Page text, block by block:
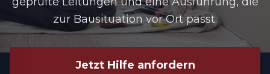
zur Bausituation vor Ort passt.
Jetzt Hilfe anfordern